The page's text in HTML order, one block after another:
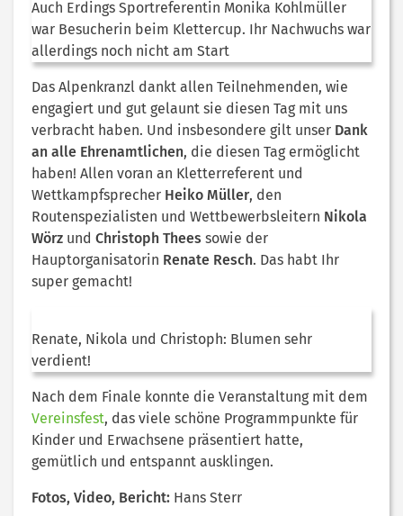
Auch Erdings Sportreferentin Monika Kohlmüller
war Besucherin beim Klettercup. Ihr Nachwuchs war
allerdings noch nicht am Start
Das Alpenkranzl dankt allen Teilnehmenden, wie
engagiert und gut gelaunt sie diesen Tag mit uns
verbracht haben. Und insbesondere gilt unser Dank
an alle Ehrenamtlichen, die diesen Tag ermöglicht
haben! Allen voran an Kletterreferent und
Wettkampfsprecher Heiko Müller, den
Routenspezialisten und Wettbewerbsleitern Nikola
Wörz und Christoph Thees sowie der
Hauptorganisatorin Renate Resch. Das habt Ihr
super gemacht!
Renate, Nikola und Christoph: Blumen sehr
verdient!
Nach dem Finale konnte die Veranstaltung mit dem
Vereinsfest, das viele schöne Programmpunkte für
Kinder und Erwachsene präsentiert hatte,
gemütlich und entspannt ausklingen.
Fotos, Video, Bericht: Hans Sterr